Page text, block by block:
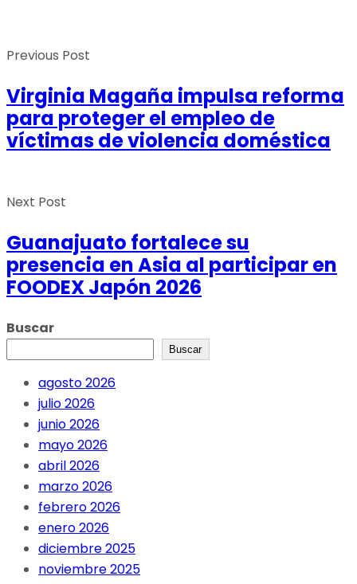
Previous Post
Virginia Magaña impulsa reforma
para proteger el empleo de
víctimas de violencia doméstica
Next Post
Guanajuato fortalece su
presencia en Asia al participar en
FOODEX Japón 2026
Buscar
Buscar
agosto 2026
julio 2026
junio 2026
mayo 2026
abril 2026
marzo 2026
febrero 2026
enero 2026
diciembre 2025
noviembre 2025